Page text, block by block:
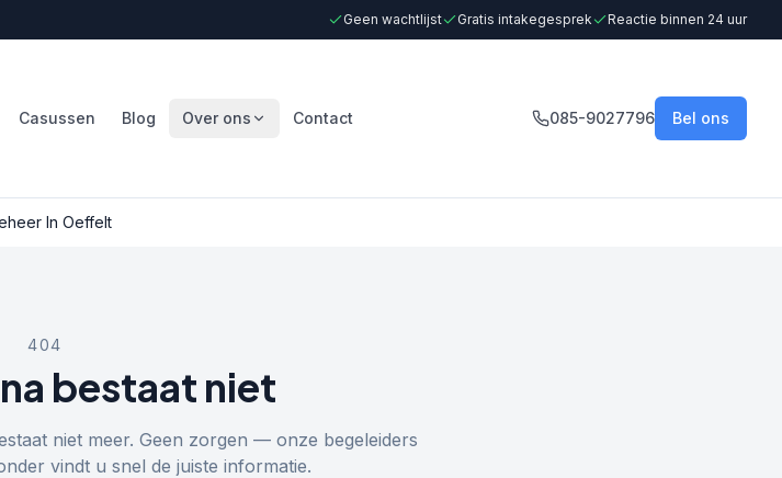
Geen wachtlijst Gratis intakegesprek Reactie binnen 24 uur
Casussen Blog Over ons Contact 085-9027796 Bel ons
In Oeffelt
404
bestaat niet
niet meer. Geen zorgen — onze begeleiders
vindt u snel de juiste informatie.